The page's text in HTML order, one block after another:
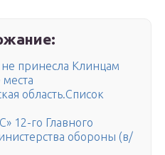
не принесла Клинцам
область.Список
12-го Главного
обороны (в/